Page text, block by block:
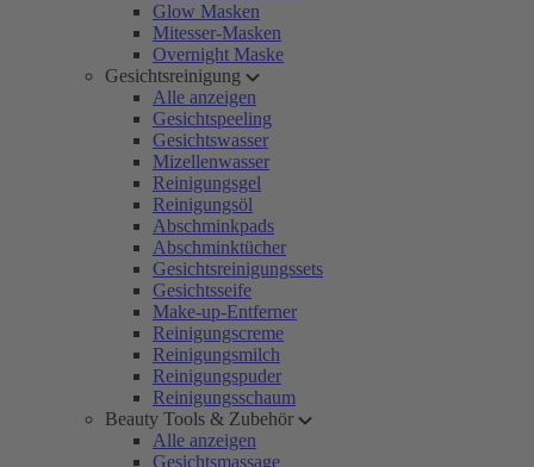
Glow Masken
Mitesser-Masken
Overnight Maske
Gesichtsreinigung
Alle anzeigen
Gesichtspeeling
Gesichtswasser
Mizellenwasser
Reinigungsgel
Reinigungsöl
Abschminkpads
Abschminktücher
Gesichtsreinigungssets
Gesichtsseife
Make-up-Entferner
Reinigungscreme
Reinigungsmilch
Reinigungspuder
Reinigungsschaum
Beauty Tools & Zubehör
Alle anzeigen
Gesichtsmassage